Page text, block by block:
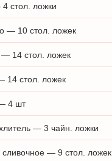
стол. ложки
— 10 стол. ложек
14 стол. ложек
14 стол. ложек
4 шт
— 3 чайн. ложки
— 9 стол. ложек